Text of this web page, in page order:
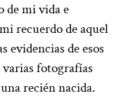
de mi vida e
recuerdo de aquel
evidencias de esos
varias fotografías
recién nacida.